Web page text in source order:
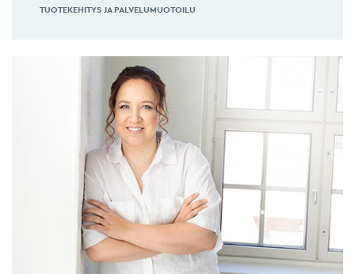
TUOTEKEHITYS JA PALVELUMUOTOILU